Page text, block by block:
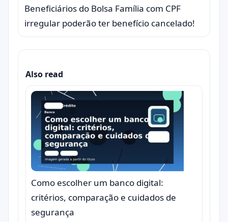
Beneficiários do Bolsa Família com CPF
irregular poderão ter benefício cancelado!
Also read
Como escolher um banco digital:
critérios, comparação e cuidados de
segurança